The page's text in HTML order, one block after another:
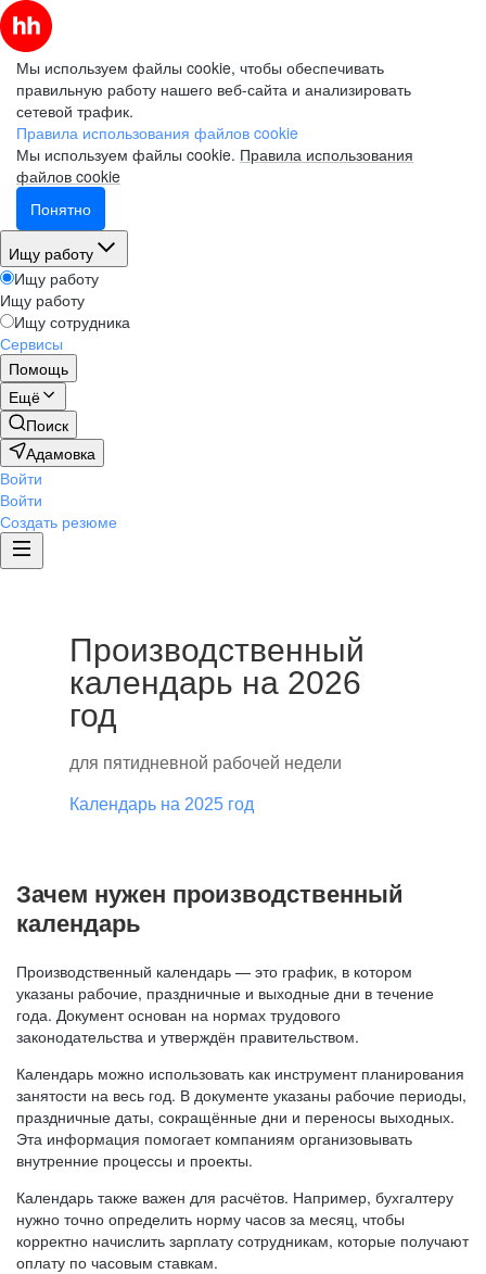
Мы используем файлы cookie, чтобы обеспечивать
правильную работу нашего веб-сайта и анализировать
сетевой трафик.
Правила использования файлов cookie
Мы используем файлы cookie. Правила использования
файлов cookie
Понятно
Ищу работу
Ищу работу
Ищу работу
Ищу сотрудника
Сервисы
Помощь
Ещё
Поиск
Адамовка
Войти
Войти
Создать резюме
Производственный
календарь на 2026
год
для пятидневной рабочей недели
Календарь на 2025 год
Зачем нужен производственный
календарь
Производственный календарь — это график, в котором
указаны рабочие, праздничные и выходные дни в течение
года. Документ основан на нормах трудового
законодательства и утверждён правительством.
Календарь можно использовать как инструмент планирования
занятости на весь год. В документе указаны рабочие периоды,
праздничные даты, сокращённые дни и переносы выходных.
Эта информация помогает компаниям организовывать
внутренние процессы и проекты.
Календарь также важен для расчётов. Например, бухгалтеру
нужно точно определить норму часов за месяц, чтобы
корректно начислить зарплату сотрудникам, которые получают
оплату по часовым ставкам.